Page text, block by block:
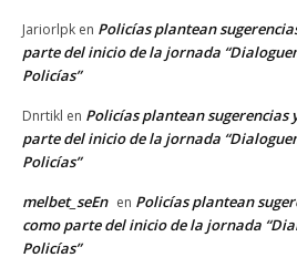
Jariorlpk en Policías plantean
parte del inicio de la jornada
Policías”
Dnrtikl en Policías plantean sugerencias
parte del inicio de la jornada
Policías”
melbet_seEn en Policías plantean
como parte del inicio de la jornada
Policías”